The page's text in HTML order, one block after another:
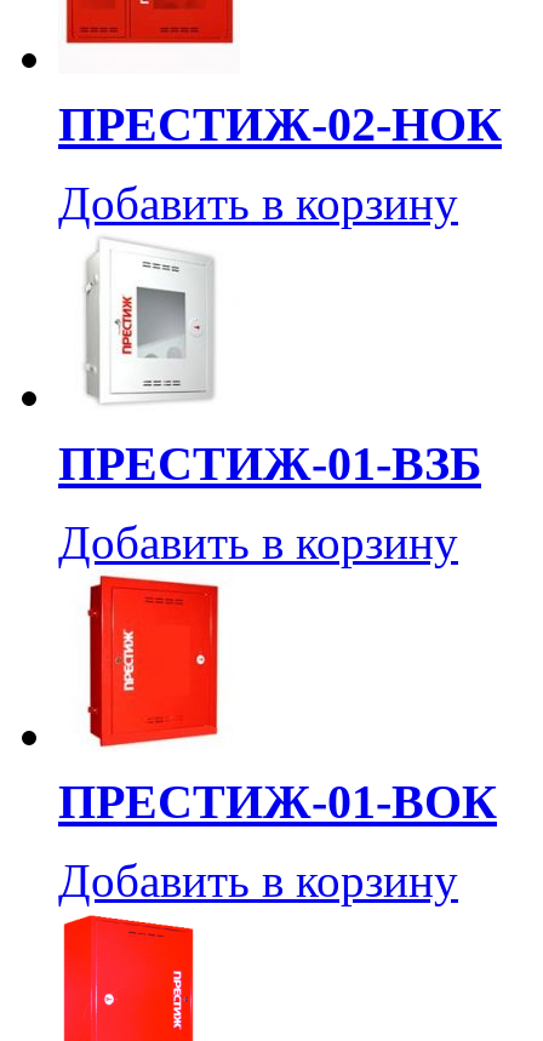
ПРЕСТИЖ-02-НОК
Добавить в корзину
ПРЕСТИЖ-01-ВЗБ
Добавить в корзину
ПРЕСТИЖ-01-ВОК
Добавить в корзину